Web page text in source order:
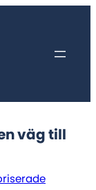
väg till